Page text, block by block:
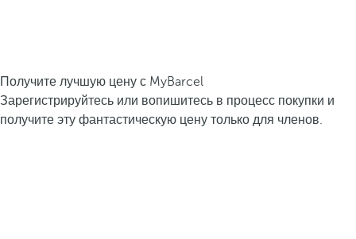
Получите лучшую цену с MyBarcel
Зарегистрируйтесь или вопишитесь в процесс покупки и
получите эту фантастическую цену только для членов.